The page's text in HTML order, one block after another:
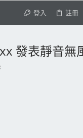
登入 註冊
發表靜音無